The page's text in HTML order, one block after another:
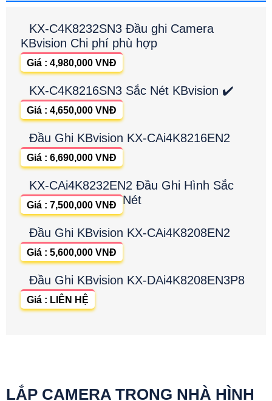
KX-C4K8232SN3 Đầu ghi Camera
KBvision Chi phí phù hợp
Giá : 4,980,000 VNĐ
KX-C4K8216SN3 Sắc Nét KBvision ✔️
Giá : 4,650,000 VNĐ
Đầu Ghi KBvision KX-CAi4K8216EN2
Giá : 6,690,000 VNĐ
KX-CAi4K8232EN2 Đầu Ghi Hình Sắc
Nét
Giá : 7,500,000 VNĐ
Đầu Ghi KBvision KX-CAi4K8208EN2
Giá : 5,600,000 VNĐ
Đầu Ghi KBvision KX-DAi4K8208EN3P8
Giá : LIÊN HỆ
LẮP CAMERA TRONG NHÀ HÌNH